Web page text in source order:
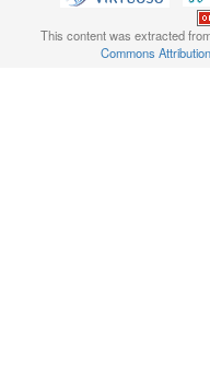
This content was extracted
Commons